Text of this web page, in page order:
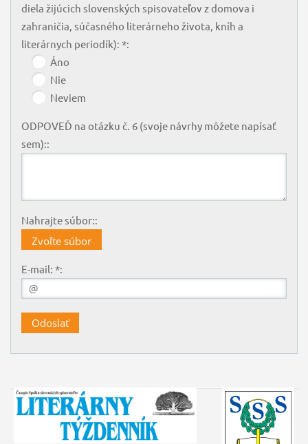
diela žijúcich slovenských spisovateľov z domova i
zahraničia, súčasného literárneho života, kníh a
literárnych periodík): *:
Áno
Nie
Neviem
ODPOVEĎ na otázku č. 6 (svoje návrhy môžete napísať
sem)::
Nahrajte súbor::
Zvoľte súbor
E-mail: *: